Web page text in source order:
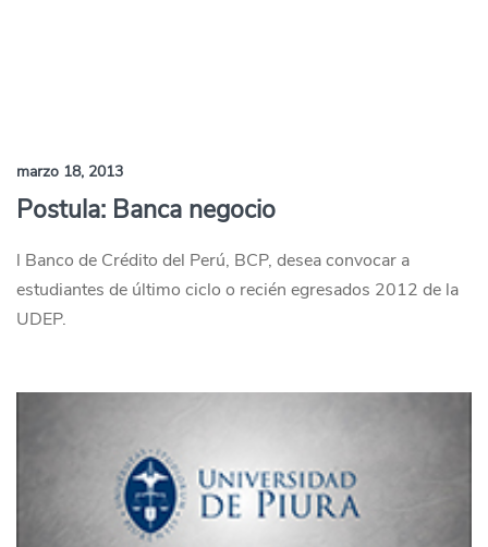
marzo 18, 2013
Postula: Banca negocio
l Banco de Crédito del Perú, BCP, desea convocar a
estudiantes de último ciclo o recién egresados 2012 de la
UDEP.